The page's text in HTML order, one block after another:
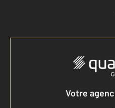
Accéder à
Votre